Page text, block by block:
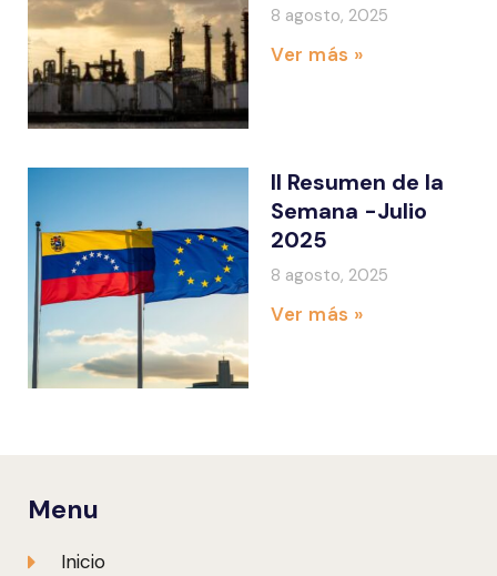
8 agosto, 2025
Ver más »
II Resumen de la
Semana -Julio
2025
8 agosto, 2025
Ver más »
Menu
Inicio